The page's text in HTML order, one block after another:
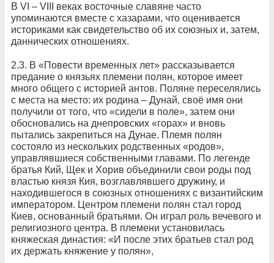
В VI – VIII веках восточные славяне часто
упоминаются вместе с хазарами, что оценивается
историками как свидетельство об их союзных и, затем,
даннических отношениях.
2.3. В «Повести временных лет» рассказывается
предание о князьях племени полян, которое имеет
много общего с историей антов. Поляне переселялись
с места на место: их родина – Дунай, своё имя они
получили от того, что «сидели в поле», затем они
обосновались на днепровских «горах» и вновь
пытались закрепиться на Дунае. Племя полян
состояло из нескольких родственных «родов»,
управлявшиеся собственными главами. По легенде
братья Кий, Щек и Хорив объединили свои роды под
властью князя Кия, возглавлявшего дружину, и
находившегося в союзных отношениях с византийским
императором. Центром племени полян стал город
Киев, основанный братьями. Он играл роль вечевого и
религиозного центра. В племени установилась
княжеская династия: «И после этих братьев стал род
их держать княжение у полян»,